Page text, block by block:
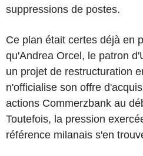
suppressions de postes.
Ce plan était certes déjà en
qu'Andrea Orcel, le patron
un projet de restructuration
n'officialise son offre
actions Commerzbank au
Toutefois, la pression
référence milanais s'en